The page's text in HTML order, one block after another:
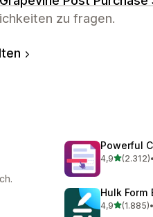
zu fragen.
Powerful
4,9von 5
(2.312)
2312 •
Hulk Form
4,9von 5
(1.885)
1885 •